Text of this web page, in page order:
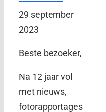
29 september
2023
Beste bezoeker,
Na 12 jaar vol
met nieuws,
fotorapportages